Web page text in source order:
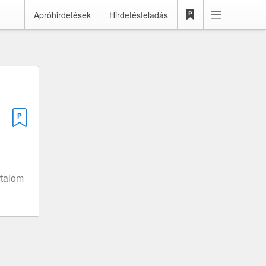
Apróhirdetések Hirdetésfeladás